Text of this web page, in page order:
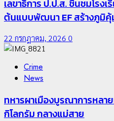
เลขาธิการ ป.ป.ส. ชื่นชมโรง
ต้นแบบพัฒนา EF สร้างภูมิ
22 กรกฎาคม, 2026 0
Crime
News
ทหารผาเมืองบูรณาการหล
กิโลกรัม กลางแม่สาย